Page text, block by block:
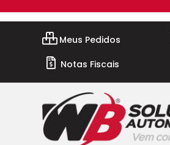
Meus Pedidos
Notas Fiscais